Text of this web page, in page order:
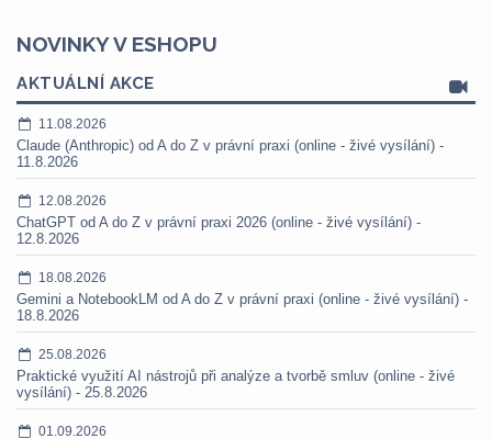
NOVINKY V ESHOPU
AKTUÁLNÍ AKCE
11.08.2026
Claude (Anthropic) od A do Z v právní praxi (online - živé vysílání) -
11.8.2026
12.08.2026
ChatGPT od A do Z v právní praxi 2026 (online - živé vysílání) -
12.8.2026
18.08.2026
Gemini a NotebookLM od A do Z v právní praxi (online - živé vysílání) -
18.8.2026
25.08.2026
Praktické využití AI nástrojů při analýze a tvorbě smluv (online - živé
vysílání) - 25.8.2026
01.09.2026